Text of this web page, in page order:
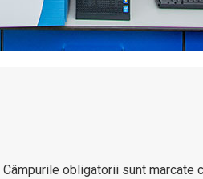
Câmpurile obligatorii sunt marcate